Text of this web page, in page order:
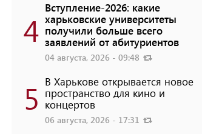
4
Вступление-2026: какие
харьковские университеты
получили больше всего
заявлений от абитуриентов
04 августа, 2026 - 09:48
5 В Харькове открывается новое
пространство для кино и
концертов
06 августа, 2026 - 17:31